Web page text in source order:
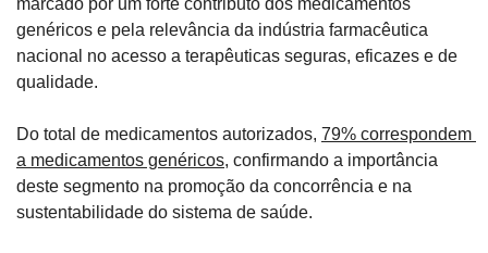
genéricos e pela relevância da indústria farmacêutica
nacional no acesso a terapêuticas seguras, eficazes e de
qualidade.
Do total de medicamentos autorizados, 79% correspondem
a medicamentos genéricos, confirmando a importância
deste segmento na promoção da concorrência e na
sustentabilidade do sistema de saúde.